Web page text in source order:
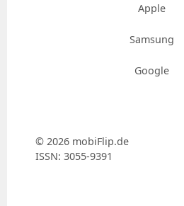
Apple
Samsung
Google
© 2026 mobiFlip.de
ISSN: 3055-9391